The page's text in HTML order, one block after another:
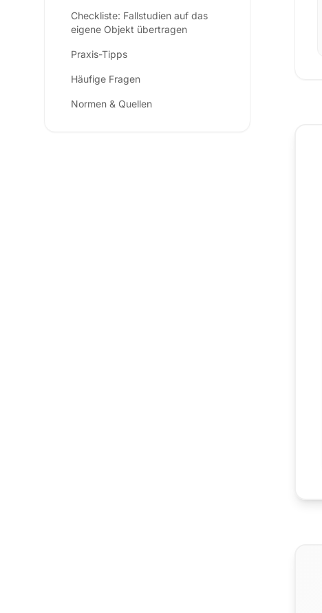
Checkliste: Fallstudien auf das
eigene Objekt übertragen
Praxis-Tipps
Häufige Fragen
Normen & Quellen